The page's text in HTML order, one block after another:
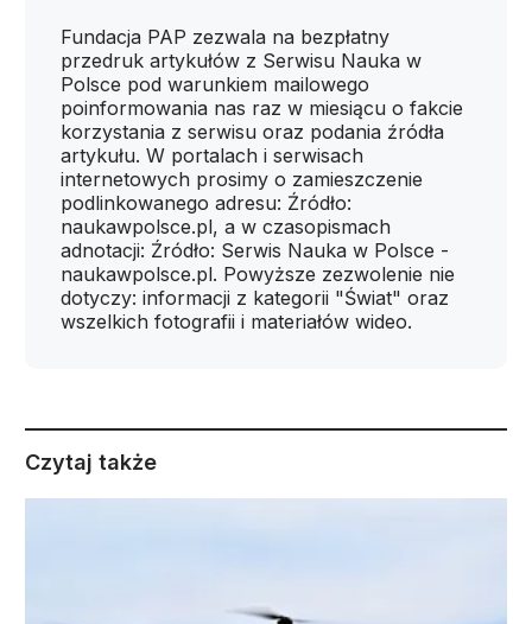
Fundacja PAP zezwala na bezpłatny
przedruk artykułów z Serwisu Nauka w
Polsce pod warunkiem mailowego
poinformowania nas raz w miesiącu o fakcie
korzystania z serwisu oraz podania źródła
artykułu. W portalach i serwisach
internetowych prosimy o zamieszczenie
podlinkowanego adresu: Źródło:
naukawpolsce.pl, a w czasopismach
adnotacji: Źródło: Serwis Nauka w Polsce -
naukawpolsce.pl. Powyższe zezwolenie nie
dotyczy: informacji z kategorii "Świat" oraz
wszelkich fotografii i materiałów wideo.
Czytaj także